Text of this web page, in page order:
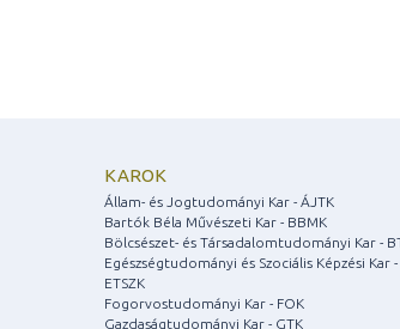
KAROK
Állam- és Jogtudományi Kar - ÁJTK
Bartók Béla Művészeti Kar - BBMK
Bölcsészet- és Társadalomtudományi Kar -
Egészségtudományi és Szociális Képzési Kar -
ETSZK
Fogorvostudományi Kar - FOK
Gazdaságtudományi Kar - GTK